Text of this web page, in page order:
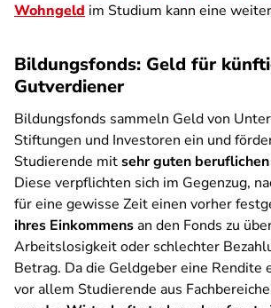
Wohngeld im Studium kann eine
Bildungsfonds: Geld für
Gutverdiener
Bildungsfonds sammeln Geld von
Stiftungen und Investoren ein und
Studierende mitsehr guten
Diese verpflichten sich im Gegenzug,
für eine gewisse Zeit einen vorher
ihres Einkommensan den Fonds zu
Arbeitslosigkeit oder schlechter
Betrag. Da die Geldgeber eine Rendite
vor allem Studierende aus